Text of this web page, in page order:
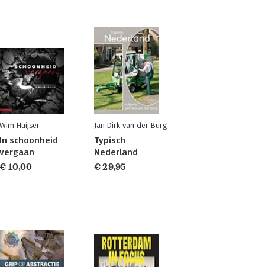
Wim Huijser
In schoonheid
vergaan
€ 10,00
Jan Dirk van der Burg
Typisch
Nederland
€ 29,95